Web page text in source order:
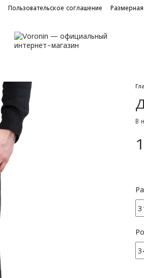
Пользовательское соглашение Размерная
В